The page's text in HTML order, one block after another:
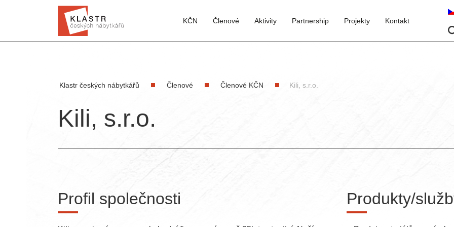
KČN Členové Aktivity Partnership Projekty Kontakt
Klastr českých nábytkářů Členové Členové KČN Kili, s.r.o.
Kili, s.r.o.
Profil společnosti Produkty/